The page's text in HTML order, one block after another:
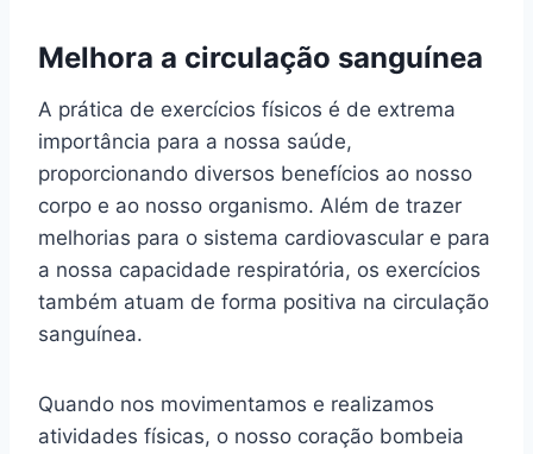
Melhora a circulação sanguínea
A prática de exercícios físicos é de extrema
importância para a nossa saúde,
proporcionando diversos benefícios ao nosso
corpo e ao nosso organismo. Além de trazer
melhorias para o sistema cardiovascular e para
a nossa capacidade respiratória, os exercícios
também atuam de forma positiva na circulação
sanguínea.
Quando nos movimentamos e realizamos
atividades físicas, o nosso coração bombeia